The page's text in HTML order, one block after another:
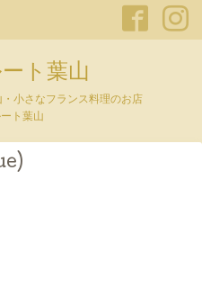
ト葉山
さなフランス料理のお店
ト葉山